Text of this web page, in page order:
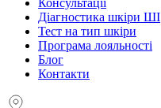
Консультації
Діагностика шкіри ШІ
Тест на тип шкіри
Програма лояльності
Блог
Контакти